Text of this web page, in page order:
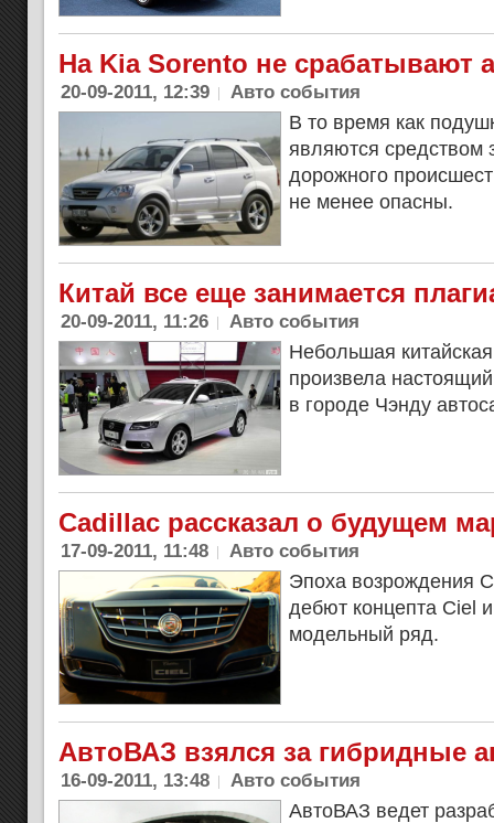
На Kia Sorento не срабатывают
20-09-2011, 12:39 Авто события
В то время как
являются средством
дорожного
не менее опасны.
Китай все еще занимается
20-09-2011, 11:26 Авто события
Небольшая
произвела
в городе Чэнду
Cadillac рассказал о будущем
17-09-2011, 11:48 Авто события
Эпоха возрождения
дебют концепта Ciel
модельный ряд.
АвтоВАЗ взялся за гибридные
16-09-2011, 13:48 Авто события
АвтоВАЗ ведет